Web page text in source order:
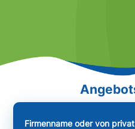
Firmenname oder von privat